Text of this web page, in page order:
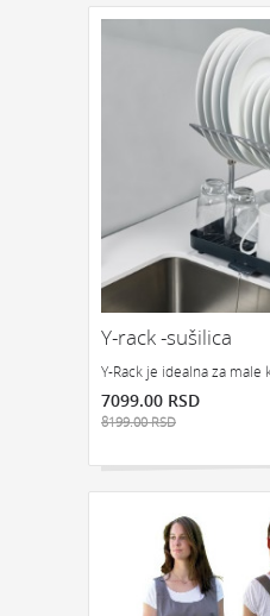
Y-rack -sušilica
Y-Rack je idealna za male
7099.00 RSD
8199.00 RSD